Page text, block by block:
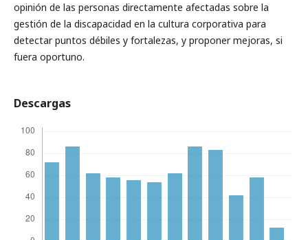
opinión de las personas directamente afectadas sobre la
gestión de la discapacidad en la cultura corporativa para
detectar puntos débiles y fortalezas, y proponer mejoras, si
fuera oportuno.
Descargas